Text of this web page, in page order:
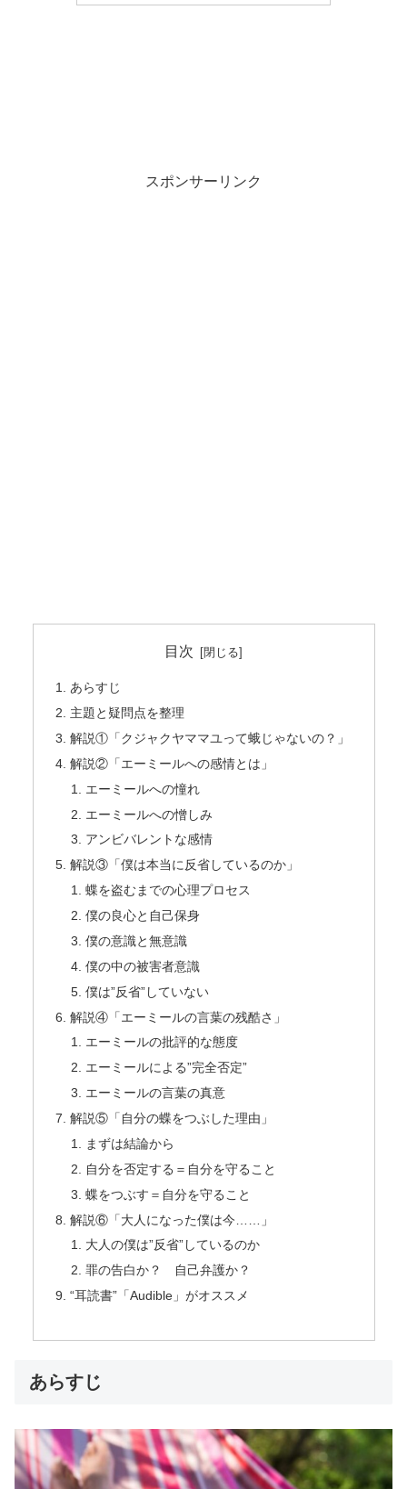
スポンサーリンク
目次
あらすじ
主題と疑問点を整理
解説①「クジャクヤママユって蛾じゃないの？」
解説②「エーミールへの感情とは」
エーミールへの憧れ
エーミールへの憎しみ
アンビバレントな感情
解説③「僕は本当に反省しているのか」
蝶を盗むまでの心理プロセス
僕の良心と自己保身
僕の意識と無意識
僕の中の被害者意識
僕は”反省”していない
解説④「エーミールの言葉の残酷さ」
エーミールの批評的な態度
エーミールによる”完全否定”
エーミールの言葉の真意
解説⑤「自分の蝶をつぶした理由」
まずは結論から
自分を否定する＝自分を守ること
蝶をつぶす＝自分を守ること
解説⑥「大人になった僕は今……」
大人の僕は”反省”しているのか
罪の告白か？ 自己弁護か？
“耳読書”「Audible」がオススメ
あらすじ